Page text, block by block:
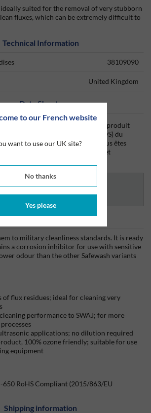
to our French website
want to use our UK site?
No thanks
Yes please
ideally suited for the removal of very stubborn
fluxes, which can be extremely difficult to
Technical Information
38109090
United Kingdom
Data Sheets
la fiche technique (TDS) du produit
fiche de données de sécurité (SDS) du
Silmid. Une fois que vous vous êtes
la fiche technique sera visible et
afin d’avoir accès aux fiches
Informations produits
to military cleanliness standards. It is ready
a corrosion inhibitor for use with sensitive
odour than the other Safewash variants
of flux residues; ideal for cleaning very
performance to SWAJ; for more
applications; no dilution required
100% ozone friendly; suitable for use
equipment
650 RoHS Compliant (2015/863/EU
Shipping information